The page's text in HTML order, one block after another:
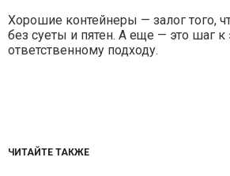
Хорошие контейнеры — залог того,
без суеты и пятен. А еще — это шаг к
ответственному подходу.
ЧИТАЙТЕ ТАКЖЕ